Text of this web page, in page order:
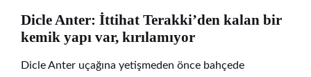
Dicle Anter: İttihat Terakki’den kalan bir
kemik yapı var, kırılamıyor
Dicle Anter uçağına yetişmeden önce bahçede